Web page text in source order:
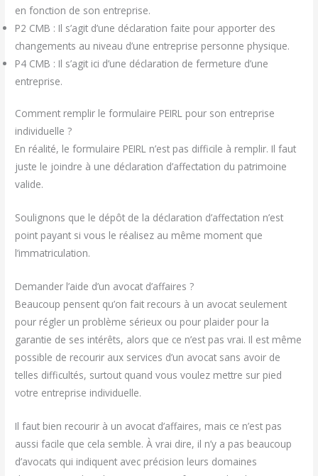
en fonction de son entreprise.
P2 CMB : Il s’agit d’une déclaration faite pour apporter des
changements au niveau d’une entreprise personne physique.
P4 CMB : Il s’agit ici d’une déclaration de fermeture d’une
entreprise.
Comment remplir le formulaire PEIRL pour son entreprise
individuelle ?
En réalité, le formulaire PEIRL n’est pas difficile à remplir. Il faut
juste le joindre à une déclaration d’affectation du patrimoine
valide.
Soulignons que le dépôt de la déclaration d’affectation n’est
point payant si vous le réalisez au même moment que
l’immatriculation.
Demander l’aide d’un avocat d’affaires ?
Beaucoup pensent qu’on fait recours à un avocat seulement
pour régler un problème sérieux ou pour plaider pour la
garantie de ses intérêts, alors que ce n’est pas vrai. Il est même
possible de recourir aux services d’un avocat sans avoir de
telles difficultés, surtout quand vous voulez mettre sur pied
votre entreprise individuelle.
Il faut bien recourir à un avocat d’affaires, mais ce n’est pas
aussi facile que cela semble. À vrai dire, il n’y a pas beaucoup
d’avocats qui indiquent avec précision leurs domaines